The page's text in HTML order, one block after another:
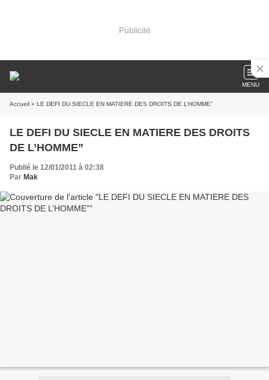
Publicité
MENU
Accueil » LE DEFI DU SIECLE EN MATIERE DES DROITS DE L’HOMME”
LE DEFI DU SIECLE EN MATIERE DES DROITS
DE L’HOMME”
Publié le 12/01/2011 à 02:38
Par Mak